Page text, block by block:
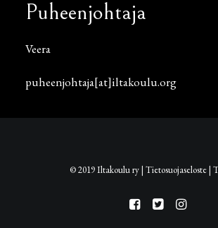
Puheenjohtaja
Veera
puheenjohtaja[at]iltakoulu.org
© 2019 Iltakoulu ry | Tietosuojaseloste|